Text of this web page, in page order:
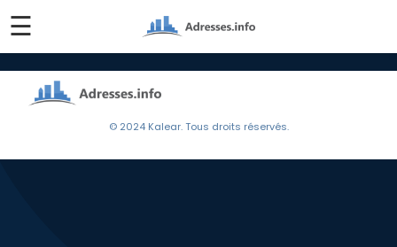
☰
© 2024 Kalear. Tous droits réservés.